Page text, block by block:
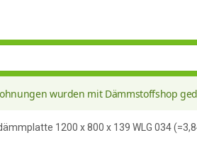
wurden mit Dämmstoffshop
1200 x 800 x 139 WLG 034